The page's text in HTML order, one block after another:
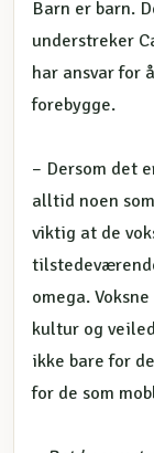
Barn er barn.
understreker
har ansvar for
forebygge.
– Dersom det
alltid noen
viktig at de
omega.
kultur og
ikke bare for
for de som